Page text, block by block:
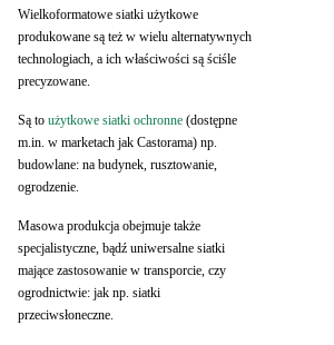
Wielkoformatowe siatki użytkowe
produkowane są też w wielu alternatywnych
technologiach, a ich właściwości są ściśle
precyzowane.
Są to użytkowe siatki ochronne (dostępne
m.in. w marketach jak Castorama) np.
budowlane: na budynek, rusztowanie,
ogrodzenie.
Masowa produkcja obejmuje także
specjalistyczne, bądź uniwersalne siatki
mające zastosowanie w transporcie, czy
ogrodnictwie: jak np. siatki
przeciwsłoneczne.